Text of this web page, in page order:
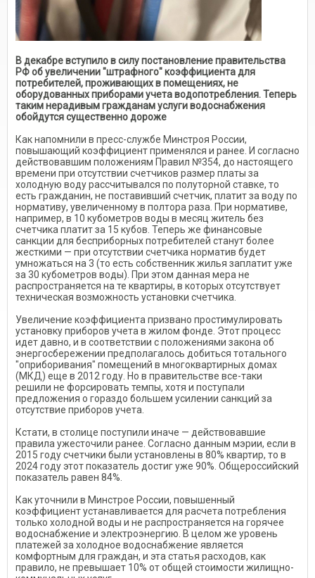
В декабре вступило в силу постановление правительства
РФ об увеличении "штрафного" коэффициента для
потребителей, проживающих в помещениях, не
оборудованных приборами учета водопотребления. Теперь
таким нерадивым гражданам услуги водоснабжения
обойдутся существенно дороже
Как напомнили в пресс-службе Минстроя России,
повышающий коэффициент применялся и ранее. И согласно
действовавшим положениям Правил №354, до настоящего
времени при отсутствии счетчиков размер платы за
холодную воду рассчитывался по полуторной ставке, то
есть гражданин, не поставивший счетчик, платит за воду по
нормативу, увеличенному в полтора раза. При нормативе,
например, в 10 кубометров воды в месяц житель без
счетчика платит за 15 кубов. Теперь же финансовые
санкции для бесприборных потребителей станут более
жесткими — при отсутствии счетчика норматив будет
умножаться на 3 (то есть собственник жилья заплатит уже
за 30 кубометров воды). При этом данная мера не
распространяется на те квартиры, в которых отсутствует
техническая возможность установки счетчика.
Увеличение коэффициента призвано простимулировать
установку приборов учета в жилом фонде. Этот процесс
идет давно, и в соответствии с положениями закона об
энергосбережении предполагалось добиться тотального
"оприборивания" помещений в многоквартирных домах
(МКД) еще в 2012 году. Но в правительстве все-таки
решили не форсировать темпы, хотя и поступали
предложения о гораздо большем усилении санкций за
отсутствие приборов учета.
Кстати, в столице поступили иначе — действовавшие
правила ужесточили ранее. Согласно данным мэрии, если в
2015 году счетчики были установлены в 80% квартир, то в
2024 году этот показатель достиг уже 90%. Общероссийский
показатель равен 84%.
Как уточнили в Минстрое России, повышенный
коэффициент устанавливается для расчета потребления
только холодной воды и не распространяется на горячее
водоснабжение и электроэнергию. В целом же уровень
платежей за холодное водоснабжение является
комфортным для граждан, и эта статья расходов, как
правило, не превышает 10% от общей стоимости жилищно-